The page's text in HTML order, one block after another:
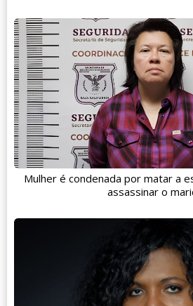
Mulher é condenada por matar a
assassinar o